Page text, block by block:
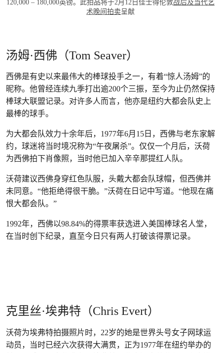
120,000 – 180,000英镑。此拍品将于2月12日佳士得伦敦战后及当代艺
术晚间拍卖呈献
汤姆·西佛（Tom Seaver）
西佛是有史以来最伟大的棒球投手之一，有着“惊人汤姆”的
昵称。他曾经连续九季打出逾200个三振，至今为止仍然保持
棒球大联盟记录。对许多人而言，他亦是纽约大都会队史上
最棒的球手。
为大都会队效力十余年后，1977年6月15日，西佛与老东家解
约，球迷将当时境况称为“午夜屠杀”。仅仅一个月后，沃荷
为西佛拍下肖像照，当时他已加入辛辛那提红人队。
沃荷建议西佛身穿红色队服，头戴大都会队球帽，但西佛并
未同意。“他拒绝得很干脆。”沃荷在日记中写道。“他现在痛
恨大都会队。”
1992年，西佛以98.84%的得票率获选进入美国棒球名人堂，
在当时创下纪录，直至今日只有两人打破该得票记录。
克里丝·埃弗特（Chris Evert）
沃荷为埃弗特拍摄照片时，22岁的她是世界头号女子网球运
动员，当时已经六次获得大满贯，正为1977年在纽约举办的